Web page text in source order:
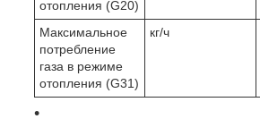
отопления (G20)
Максимальное
потребление
газа в режиме
отопления (G31)
кг/ч